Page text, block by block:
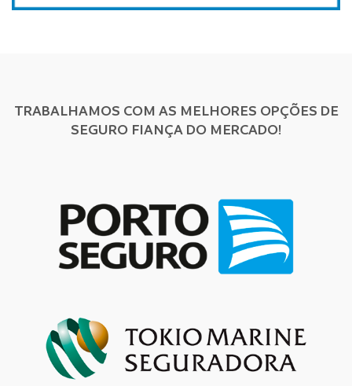
TRABALHAMOS COM AS MELHORES OPÇÕES DE
SEGURO FIANÇA DO MERCADO!